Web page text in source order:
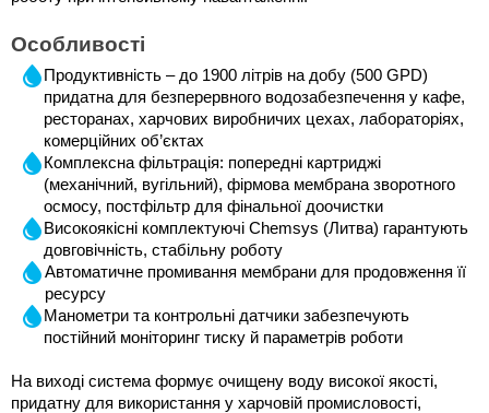
Особливості
Продуктивність – до 1900 літрів на добу (500 GPD)
придатна для безперервного водозабезпечення у кафе,
ресторанах, харчових виробничих цехах, лабораторіях,
комерційних об’єктах
Комплексна фільтрація: попередні картриджі
(механічний, вугільний), фірмова мембрана зворотного
осмосу, постфільтр для фінальної доочистки
Високоякісні комплектуючі Chemsys (Литва) гарантують
довговічність, стабільну роботу
Автоматичне промивання мембрани для продовження її
ресурсу
Манометри та контрольні датчики забезпечують
постійний моніторинг тиску й параметрів роботи
На виході система формує очищену воду високої якості,
придатну для використання у харчовій промисловості,